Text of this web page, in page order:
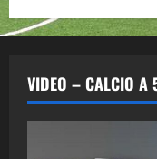
VIDEO – CALCIO A